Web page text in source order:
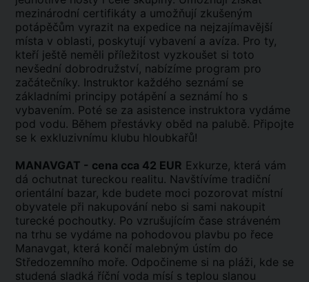
mezinárodní certifikáty a umožňují zkušeným
potápěčům vyrazit na expedice na nejzajímavější
místa v oblasti, poskytují vybavení a avíza. Pro ty,
kteří ještě neměli příležitost vyzkoušet si toto
nevšední dobrodružství, nabízíme program pro
začátečníky. Instruktor každého seznámí se
základními principy potápění a seznámí ho s
vybavením. Poté se za asistence instruktora vydáme
pod vodu. Během přestávky oběd na palubě. Připojte
se k exkluzivnímu klubu hloubkařů!
MANAVGAT - cena cca 42 EUR Exkurze, která vám
dá ochutnat tureckou realitu. Navštívíme tradiční
orientální bazar, kde budete moci pozorovat místní
obyvatele při nakupování nebo si sami nakoupit
turecké pochoutky. Po vzrušujícím čase stráveném
na trhu se vydáme na pohodovou plavbu po řece
Manavgat, která končí malebným ústím do
Středozemního moře. Odpočineme si na pláži, kde se
studená sladká říční voda mísí s teplou slanou